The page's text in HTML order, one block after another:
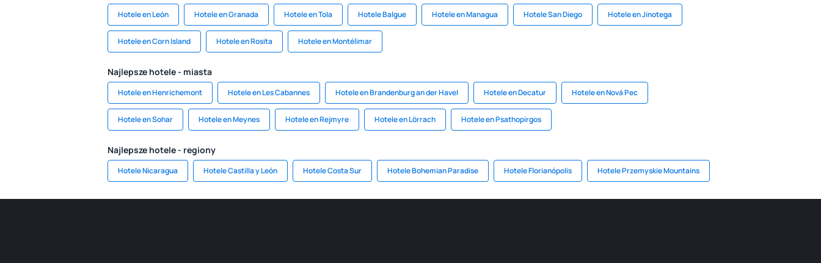
Hotele en León Hotele en Granada Hotele en Tola Hotele Balgue Hotele en Managua Hotele San Diego Hotele en Jinotega
Hotele en Corn Island Hotele en Rosita Hotele en Montélimar
Najlepsze hotele - miasta
Hotele en Henrichemont Hotele en Les Cabannes Hotele en Brandenburg an der Havel Hotele en Decatur Hotele en Nová Pec
Hotele en Sohar Hotele en Meynes Hotele en Rejmyre Hotele en Lörrach Hotele en Psathopirgos
Najlepsze hotele - regiony
Hotele Nicaragua Hotele Castilla y León Hotele Costa Sur Hotele Bohemian Paradise Hotele Florianópolis Hotele Przemyskie Mountains